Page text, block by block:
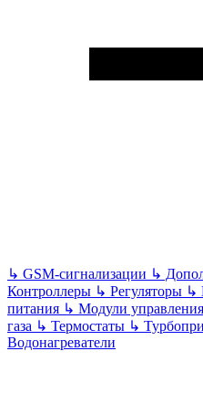
↳ GSM-сигнализации ↳
Контроллеры ↳ Регуляторы ↳
питания ↳ Модули управления
газа ↳ Термостаты ↳
Водонагреватели